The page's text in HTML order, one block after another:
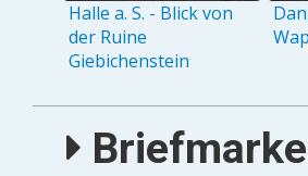
Halle a. S. - Blick von
der Ruine
Giebichenstein